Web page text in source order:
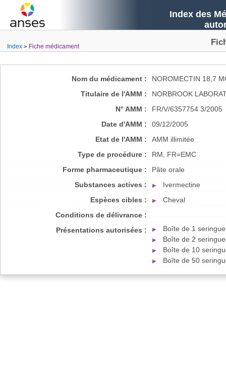
Index des
Index Fiche médicament
Nom du médicament :
NOROMECTIN 18,7
Titulaire de l'AMM :
NORBROOK
N° AMM :
FR/V/6357754 3/2005
Date d'AMM :
09/12/2005
Etat de l'AMM :
AMM illimitée
Type de procédure :
RM, FR=EMC
Forme pharmaceutique :
Pâte orale
Substances actives :
Ivermectine
Espèces cibles :
Cheval
Conditions de délivrance :
Présentations autorisées :
Boîte de 1
Boîte de 2
Boîte de 10
Boîte de 50